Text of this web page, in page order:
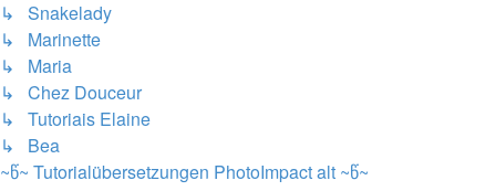
↳ Snakelady
↳ Marinette
↳ Maria
↳ Chez Douceur
↳ Tutoriais Elaine
↳ Bea
~წ~ Tutorialübersetzungen PhotoImpact alt ~წ~